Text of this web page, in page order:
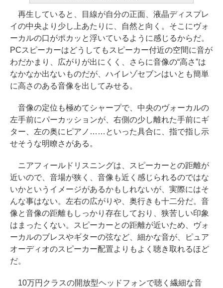
再生していると、目線が自分の正面、液晶ディスプレ
イの中央より少し上あたりに、自然と向く。そこにヴォ
ーカルの口がポカッと浮いているように感じるからだ。
PCスピーカーはどうしてもスピーカー付近の空間に音が
わだかまり、広がりが出にくく、さらに音像の“高さ”は
なかなか出ないものだが、ハイレゾセブンはいとも簡単
に高さのある音像を出してみせる。
音像の定位も極めてシャープで、中央のヴォーカルの
左手前にパーカッションが、右側の少し離れた手前にギ
ター、左の奥にピアノ……といった具合に、指で指し示
せそうな明瞭さがある。
ニアフィールドリスニングは、スピーカーとの距離が
近いので、音場が狭く、音像も近く感じられるのではな
いかというイメージがあるかもしれないが、実際にはそ
んな事はない。左右の広がりや、奥行きも十二分だ。音
像と音像の距離もしっかり存在しており、狭苦しい印象
はまったくない。スピーカーとの距離が近いため、ヴォ
ーカルのブレスやギターの弦など、細かな音が、ピュア
オーディオのスピーカー配置よりもよく聴き取れるほど
だ。
10万円クラスの開放型ヘッドフォンで聴く繊細な音